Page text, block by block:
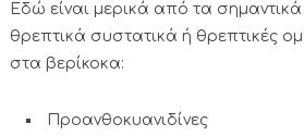
Εδώ είναι μερικά από τα σημαντικά
θρεπτικά συστατικά ή θρεπτικές
στα βερίκοκα:
Προανθοκυανιδίνες